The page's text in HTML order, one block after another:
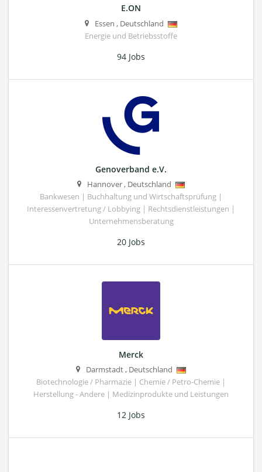
E.ON
Essen , Deutschland
Energie und Betriebsstoffe
94 Jobs
Genoverband e.V.
Hannover, Deutschland
Bankwesen | Buchhaltung und Wirtschaftsprüfung |
Interessenvertretung / Lobbying | Rechtsdienstleistungen |
Unternehmensberatung
20 Jobs
Merck
Darmstadt, Deutschland
Biotechnologie / Pharmazie | Chemie / Petro-Chemie |
Herstellung - Andere | Medizinprodukte und Leistungen
12 Jobs